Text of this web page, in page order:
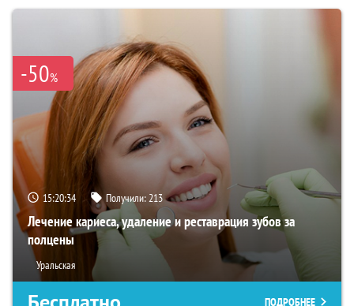
-50%
15:20:33 Получили:213
Лечение кариеса, удаление и реставрация зубов за
полцены
Уральская
ПОДРОБНЕЕ